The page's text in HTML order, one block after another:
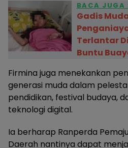
BACA JUGA
Gadis
Terlantar
Buntu
Firmina juga menekankan
generasi muda dalam
pendidikan, festival budaya,
teknologi digital.
Ia berharap Ranperda
Daerah nantinya dapat